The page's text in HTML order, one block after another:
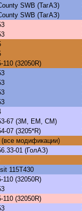
SWB (ТагАЗ)
SWB (ТагАЗ)
110 (32050R)
67 (3M, EM, CM)
07 (3205*R)
(все модификации)
01 (ГолАЗ)
115T430
110 (32050R)
110 (32050R)